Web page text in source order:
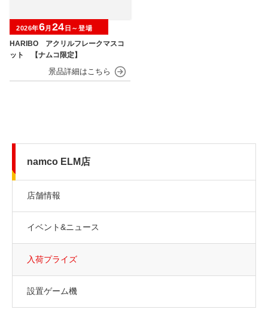
HARIBO アクリルフレークマスコ
ット 【ナムコ限定】
2026年6月 24 日～登場
namco ELM店
店舗情報
イベント&ニュース
入荷プライズ
設置ゲーム機